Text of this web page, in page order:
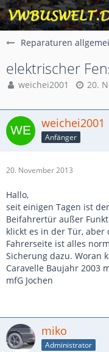
Reparaturen
elektrischer
weichei2001 20.
weichei2001
Anfänger
20. November 2013
Hallo,
seit einigen Tagen ist
Beifahrertür außer
klickt es in der Tür,
Fahrerseite ist alles
Sicherung dazu. Woran
Caravelle Baujahr 2003
mfG Jochen
miko
Administrator